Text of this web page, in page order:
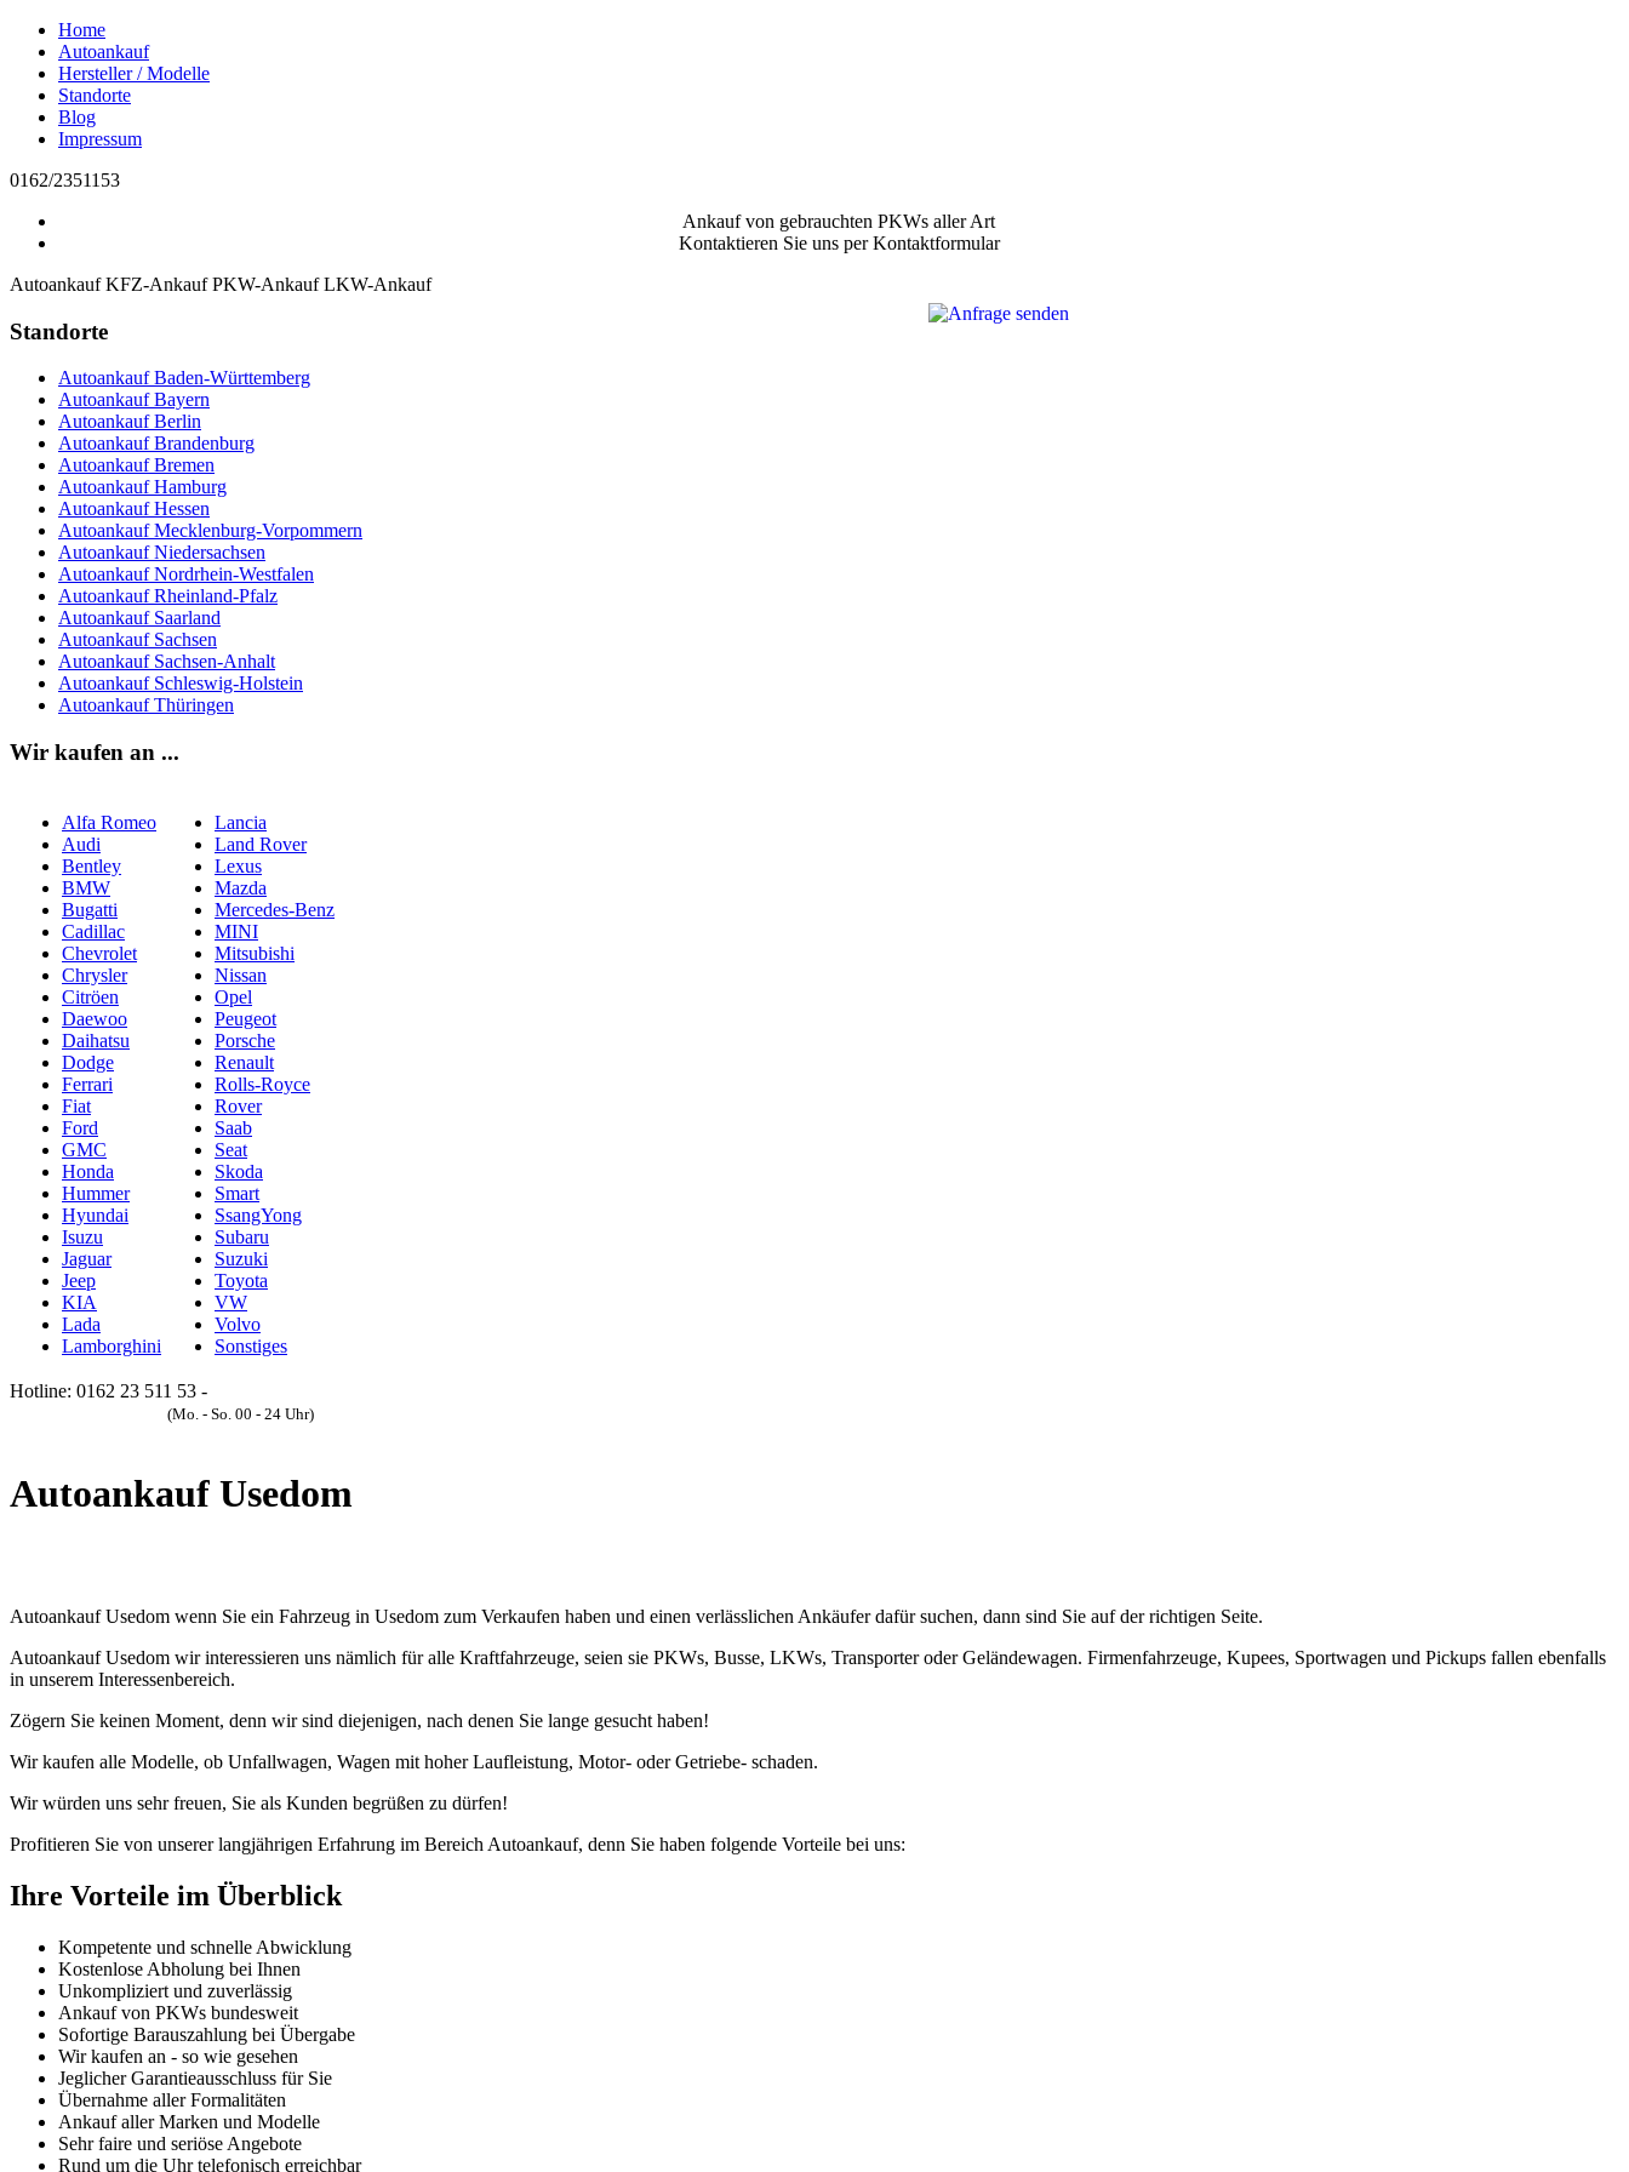
Home
Autoankauf
Hersteller / Modelle
Standorte
Blog
Impressum
0162/2351153
Ankauf von gebrauchten PKWs aller Art
Kontaktieren Sie uns per Kontaktformular
Autoankauf KFZ-Ankauf PKW-Ankauf LKW-Ankauf
Standorte
Autoankauf Baden-Württemberg
Autoankauf Bayern
Autoankauf Berlin
Autoankauf Brandenburg
Autoankauf Bremen
Autoankauf Hamburg
Autoankauf Hessen
Autoankauf Mecklenburg-Vorpommern
Autoankauf Niedersachsen
Autoankauf Nordrhein-Westfalen
Autoankauf Rheinland-Pfalz
Autoankauf Saarland
Autoankauf Sachsen
Autoankauf Sachsen-Anhalt
Autoankauf Schleswig-Holstein
Autoankauf Thüringen
Wir kaufen an ...
Alfa Romeo
Audi
Bentley
BMW
Bugatti
Cadillac
Chevrolet
Chrysler
Citröen
Daewoo
Daihatsu
Dodge
Ferrari
Fiat
Ford
GMC
Honda
Hummer
Hyundai
Isuzu
Jaguar
Jeep
KIA
Lada
Lamborghini
Lancia
Land Rover
Lexus
Mazda
Mercedes-Benz
MINI
Mitsubishi
Nissan
Opel
Peugeot
Porsche
Renault
Rolls-Royce
Rover
Saab
Seat
Skoda
Smart
SsangYong
Subaru
Suzuki
Toyota
VW
Volvo
Sonstiges
Hotline: 0162 23 511 53 -
(Mo. - So. 00 - 24 Uhr)
Autoankauf Usedom
Autoankauf Usedom wenn Sie ein Fahrzeug in Usedom zum Verkaufen haben und einen verlässlichen Ankäufer dafür suchen, dann sind Sie auf der richtigen Seite.
Autoankauf Usedom wir interessieren uns nämlich für alle Kraftfahrzeuge, seien sie PKWs, Busse, LKWs, Transporter oder Geländewagen. Firmenfahrzeuge, Kupees, Sportwagen und Pickups fallen ebenfalls
in unserem Interessenbereich.
Zögern Sie keinen Moment, denn wir sind diejenigen, nach denen Sie lange gesucht haben!
Wir kaufen alle Modelle, ob Unfallwagen, Wagen mit hoher Laufleistung, Motor- oder Getriebe- schaden.
Wir würden uns sehr freuen, Sie als Kunden begrüßen zu dürfen!
Profitieren Sie von unserer langjährigen Erfahrung im Bereich Autoankauf, denn Sie haben folgende Vorteile bei uns:
Ihre Vorteile im Überblick
Kompetente und schnelle Abwicklung
Kostenlose Abholung bei Ihnen
Unkompliziert und zuverlässig
Ankauf von PKWs bundesweit
Sofortige Barauszahlung bei Übergabe
Wir kaufen an - so wie gesehen
Jeglicher Garantieausschluss für Sie
Übernahme aller Formalitäten
Ankauf aller Marken und Modelle
Sehr faire und seriöse Angebote
Rund um die Uhr telefonisch erreichbar